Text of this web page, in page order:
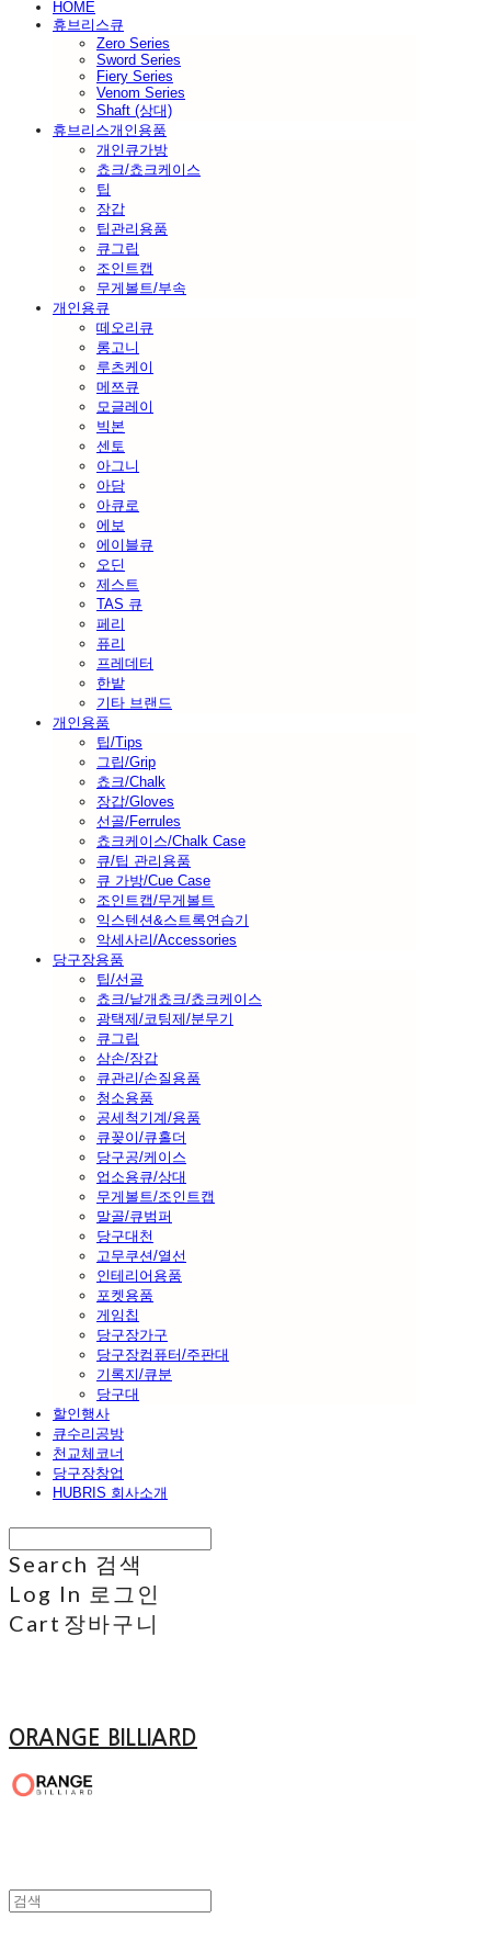
HOME
휴브리스큐
Zero Series
Sword Series
Fiery Series
Venom Series
Shaft (상대)
휴브리스개인용품
개인큐가방
쵸크/쵸크케이스
팁
장갑
팁관리용품
큐그립
조인트캡
무게볼트/부속
개인용큐
떼오리큐
롱고니
루츠케이
메쯔큐
모글레이
빅본
센토
아그니
아담
아큐로
에보
에이블큐
오딘
제스트
TAS 큐
페리
퓨리
프레데터
한밭
기타 브랜드
개인용품
팁/Tips
그립/Grip
쵸크/Chalk
장갑/Gloves
선골/Ferrules
쵸크케이스/Chalk Case
큐/팁 관리용품
큐 가방/Cue Case
조인트캡/무게볼트
익스텐션&스트록연습기
악세사리/Accessories
당구장용품
팁/선골
쵸크/낱개쵸크/쵸크케이스
광택제/코팅제/분무기
큐그립
삼손/장갑
큐관리/손질용품
청소용품
공세척기계/용품
큐꽂이/큐홀더
당구공/케이스
업소용큐/상대
무게볼트/조인트캡
말골/큐범퍼
당구대천
고무쿠션/열선
인테리어용품
포켓용품
게임칩
당구장가구
당구장컴퓨터/주판대
기록지/큐분
당구대
할인행사
큐수리공방
천교체코너
당구장창업
HUBRIS 회사소개
Search 검색
Log In 로그인
Cart 장바구니
ORANGE BILLIARD